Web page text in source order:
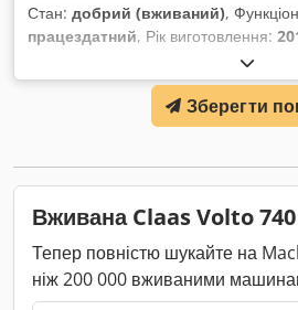
Стан: добрий (вживаний),
працездатний, Рік виготовлення:
55,16 кВт (75,00 к.с.)
транспортного засобу:
, Гідравлічний реверсор, без
навантажувач FL80 Dcsdpfx Afey Eq
Зберегти
Вживана Claas Volto
Тепер повністю шукайте на
ніж 200 000 вживаними